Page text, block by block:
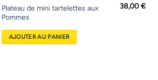
Plateau de mini tartelettes aux
Pommes
38,00€
AJOUTER AU PANIER